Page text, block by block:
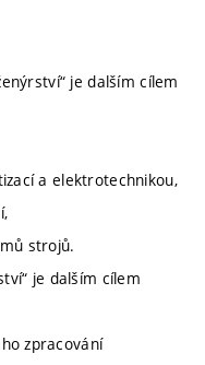
je dalším cílem
a elektrotechnikou,
strojů.
je dalším cílem
zpracování